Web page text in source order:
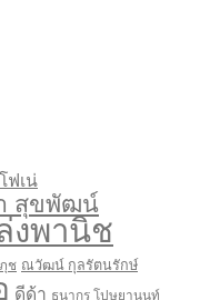
ฟเน่
สุขพัฒน์
งพานิช
ช ณวัฒน์ กุลรัตนรักษ์
ดีด้า ธนากร โปษยานนท์